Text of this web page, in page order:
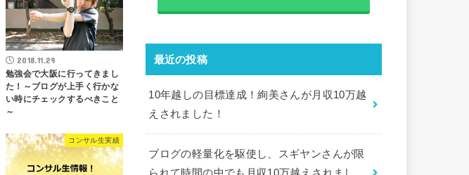
2018.11.29
勉強会で大阪に行ってきまし
た！～ブログが上手く行かな
い時にチェックするべきこと
～
コンサル生実績
最近の投稿
10年越しの目標達成！絢美さんが月収10万越
えされました！
ブログの軽量化を駆使し、スギヤンさんが限